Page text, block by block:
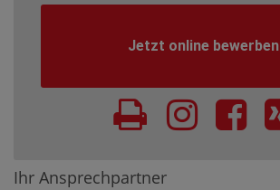
Jetzt online bewerben
Ihr Ansprechpartner